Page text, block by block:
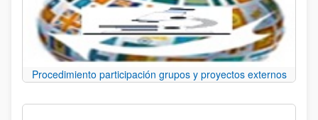
Procedimiento participación grupos y proyectos externos